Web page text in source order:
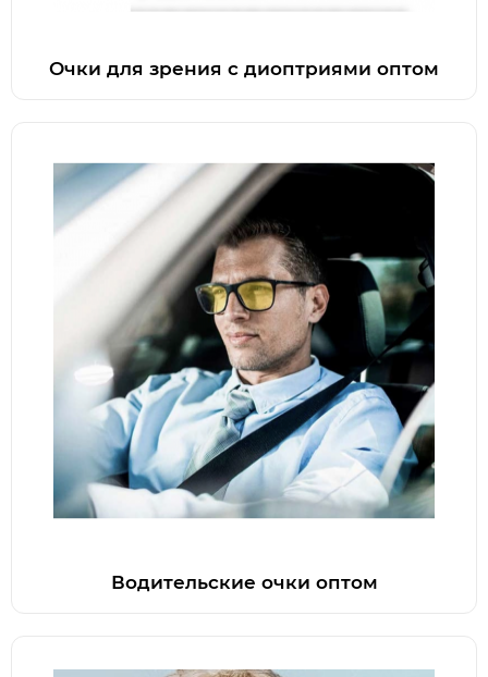
Очки для зрения с диоптриями оптом
Водительские очки оптом